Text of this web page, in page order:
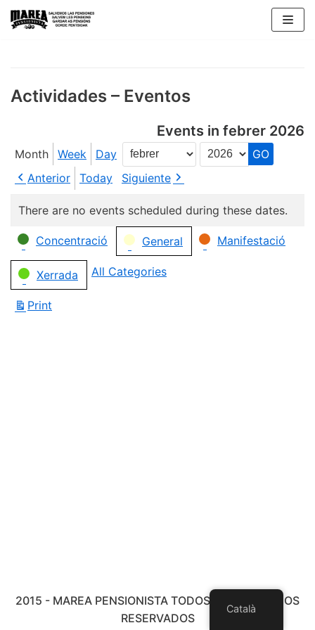
Skip
Actividades – Eventos
Events in febrer 2026
Month Week Day
Month
Year
Anterior
Today Siguiente
There are no events scheduled during these dates.
Categories
Concentració General Manifestació
Xerrada All Categories
Print
2015 - MAREA PENSIONISTA TODOS LOS DERECHOS
RESERVADOS
Català